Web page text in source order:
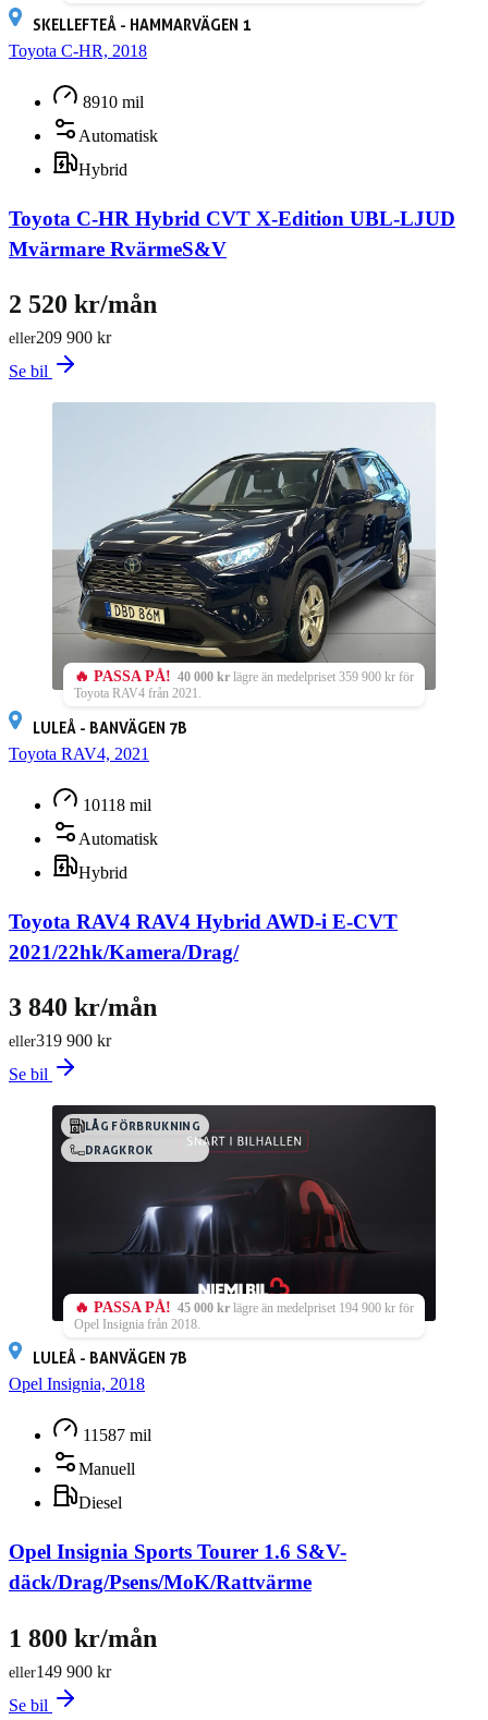
SKELLEFTEÅ - HAMMARVÄGEN 1
Toyota C-HR, 2018
8910 mil
Automatisk
Hybrid
Toyota C-HR Hybrid CVT X-Edition UBL-LJUD
Mvärmare RvärmeS&V
209 900 kr
eller
2 520 kr/mån
Se bil
🔥 PASSA PÅ! 40 000 kr lägre än medelpriset 359 900 kr för
Toyota RAV4 från 2021.
LULEÅ - BANVÄGEN 7B
Toyota RAV4, 2021
10118 mil
Automatisk
Hybrid
Toyota RAV4 RAV4 Hybrid AWD-i E-CVT
2021/22hk/Kamera/Drag/
319 900 kr
eller
3 840 kr/mån
Se bil
LÅG FÖRBRUKNING
DRAGKROK
🔥 PASSA PÅ! 45 000 kr lägre än medelpriset 194 900 kr för
Opel Insignia från 2018.
LULEÅ - BANVÄGEN 7B
Opel Insignia, 2018
11587 mil
Manuell
Diesel
Opel Insignia Sports Tourer 1.6 S&V-
däck/Drag/Psens/MoK/Rattvärme
149 900 kr
eller
1 800 kr/mån
Se bil